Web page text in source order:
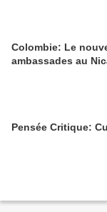
Colombie: Le
ambassades au